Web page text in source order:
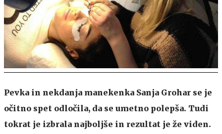
Pevka in nekdanja manekenka Sanja Grohar se je
očitno spet odločila, da se umetno polepša. Tudi
tokrat je izbrala najboljše in rezultat je že viden.